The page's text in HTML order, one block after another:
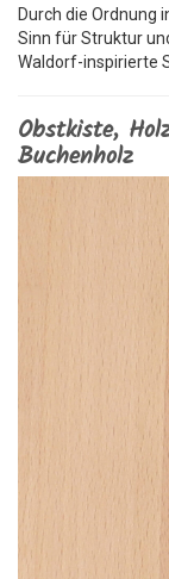
Durch die Ordnung
Sinn für Struktur
Waldorf-inspirierte
Obstkiste,
Buchenholz